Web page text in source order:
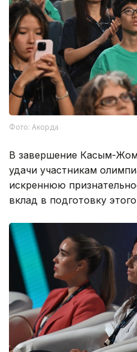
Фото: Акорда
В завершение Касым-
удачи участникам
искреннюю
вклад в подготовку